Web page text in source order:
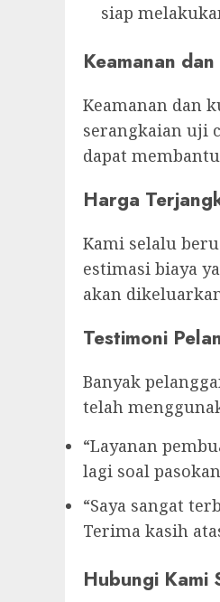
siap
Keamanan
Keamanan dan
serangkaian uji
dapat
Harga
Kami selalu
estimasi biaya
akan
Testimoni
Banyak
telah
“Layanan
lagi soal
“Saya sangat
Terima kasih
Hubungi Kami